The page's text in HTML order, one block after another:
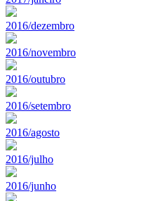
2016/dezembro
2016/novembro
2016/outubro
2016/setembro
2016/agosto
2016/julho
2016/junho